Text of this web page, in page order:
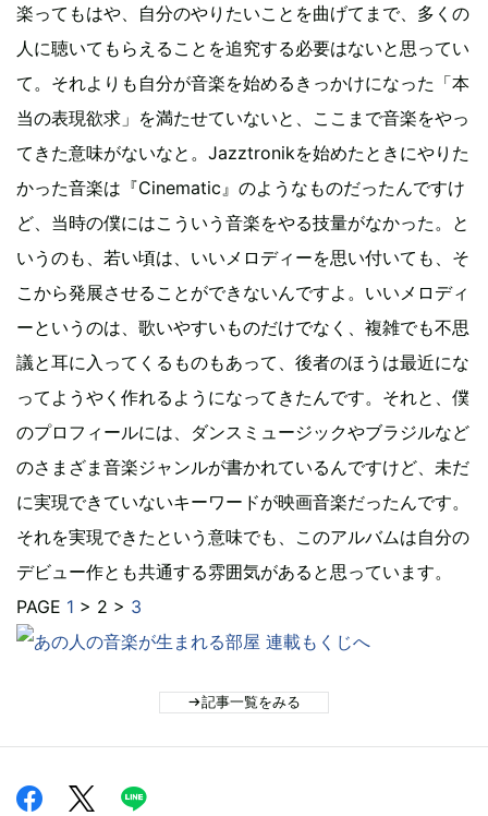
楽ってもはや、自分のやりたいことを曲げてまで、多くの
人に聴いてもらえることを追究する必要はないと思ってい
て。それよりも自分が音楽を始めるきっかけになった「本
当の表現欲求」を満たせていないと、ここまで音楽をやっ
てきた意味がないなと。Jazztronikを始めたときにやりた
かった音楽は『Cinematic』のようなものだったんですけ
ど、当時の僕にはこういう音楽をやる技量がなかった。と
いうのも、若い頃は、いいメロディーを思い付いても、そ
こから発展させることができないんですよ。いいメロディ
ーというのは、歌いやすいものだけでなく、複雑でも不思
議と耳に入ってくるものもあって、後者のほうは最近にな
ってようやく作れるようになってきたんです。それと、僕
のプロフィールには、ダンスミュージックやブラジルなど
のさまざま音楽ジャンルが書かれているんですけど、未だ
に実現できていないキーワードが映画音楽だったんです。
それを実現できたという意味でも、このアルバムは自分の
デビュー作とも共通する雰囲気があると思っています。
PAGE 1 > 2 > 3
記事一覧をみる